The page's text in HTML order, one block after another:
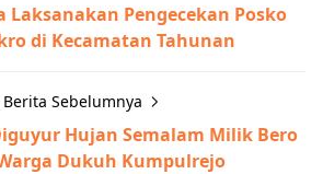
Laksanakan Pengecekan Posko
di Kecamatan Tahunan
Berita Sebelumnya
Hujan Semalam Milik Bero
Dukuh Kumpulrejo